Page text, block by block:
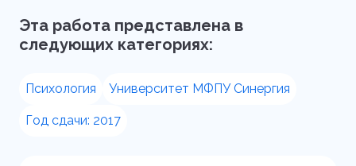
Эта работа представлена в
следующих категориях:
Психология Университет МФПУ Синергия
Год сдачи: 2017